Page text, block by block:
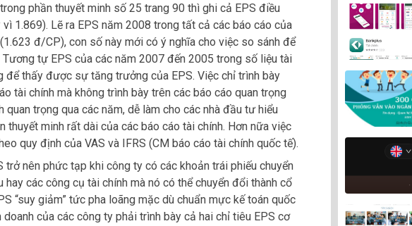
phần thuyết minh số 25 trang 90 thì ghi cả EPS điều
1.869). Lẽ ra EPS năm 2008 trong tất cả các báo cáo của
đ/CP), con số này mới có ý nghĩa cho việc so sánh để
tự EPS của các năm 2007 đến 2005 trong số liệu tài
để thấy được sự tăng trưởng của EPS. Việc chỉ trình bày
tài chính mà không trình bày trên các báo cáo quan trọng
trọng qua các năm, dễ làm cho các nhà đầu tư hiểu
minh rất dài của các báo cáo tài chính. Hơn nữa việc
quy định của VAS và IFRS (CM báo cáo tài chính quốc tế).
trở nên phức tạp khi công ty có các khoản trái phiếu chuyển
các công cụ tài chính mà nó có thể chuyển đổi thành cổ
“suy giảm” tức pha loãng mặc dù chuẩn mực kế toán quốc
của các công ty phải trình bày cả hai chỉ tiêu EPS cơ